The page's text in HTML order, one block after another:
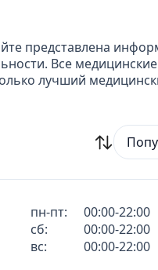
представлена
Все
лучший
пн-пт:
00:00-22:00
сб:
00:00-22:00
вс:
00:00-22:00